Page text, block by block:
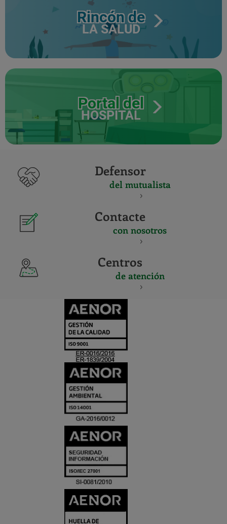
Rincón de
LA SALUD
Portal del
HOSPITAL
Defensor
del mutualista
Contacte
con nosotros
Centros
de atención